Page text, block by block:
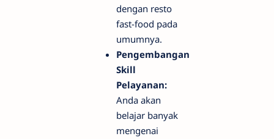
dengan resto
fast-food pada
umumnya.
Pengembangan
Skill
Pelayanan:
Anda akan
belajar banyak
mengenai